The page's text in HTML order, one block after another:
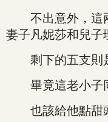
不出意外，這
妻子凡妮莎和兒子
剩下的五支則是
畢竟這老小子同
也該給他點甜